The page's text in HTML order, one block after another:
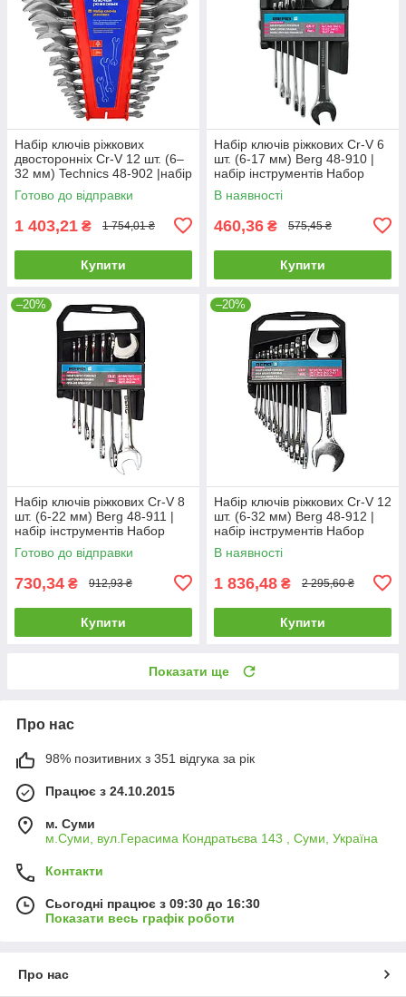
Набір ключів ріжкових
двосторонніх Cr-V 12 шт. (6–
32 мм) Technics 48-902 |набір
інструментів Набор ключей
рожковых двухсторонних
Готово до відправки
1 403,21 ₴ 1 754,01 ₴
Купити
Набір ключів ріжкових Cr-V 6
шт. (6-17 мм) Berg 48-910 |
набір інструментів Набор
ключей рожковых Cr-V 6 шт.
(6-17 мм) Berg
В наявності
460,36 ₴ 575,45 ₴
Купити
–20%
Набір ключів ріжкових Cr-V 8
шт. (6-22 мм) Berg 48-911 |
набір інструментів Набор
ключей рожковых Cr-V 8 шт.
(6-22 мм) Berg
Готово до відправки
730,34 ₴ 912,93 ₴
Купити
–20%
Набір ключів ріжкових Cr-V 12
шт. (6-32 мм) Berg 48-912 |
набір інструментів Набор
ключей рожковых Cr-V 12 шт.
(6-32 мм) Berg
В наявності
1 836,48 ₴ 2 295,60 ₴
Купити
Показати ще
Про нас
98% позитивних з 351 відгука за рік
Працює з 24.10.2015
м. Суми
м.Суми, вул.Герасима Кондратьєва 143 , Суми, Україна
Контакти
Сьогодні працює з 09:30 до 16:30
Показати весь графік роботи
Про нас